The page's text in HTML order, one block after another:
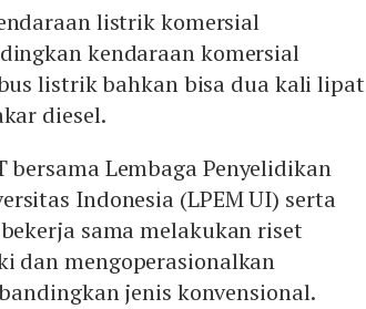
listrik komersial
kendaraan komersial
listrik bahkan bisa dua kali lipat
diesel.
Lembaga Penyelidikan
Indonesia (LPEM UI) serta
sama melakukan riset
dan mengoperasionalkan
jenis konvensional.